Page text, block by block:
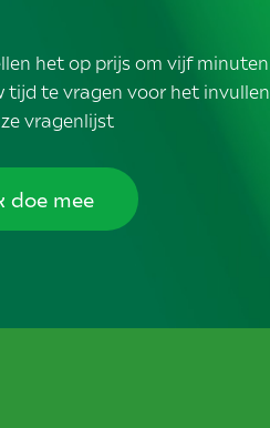
het op prijs om vijf minuten
tijd te vragen voor het invullen
vragenlijst
doe mee